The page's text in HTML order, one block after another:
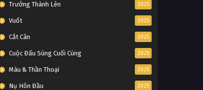
Trưởng Thành Lên 2025
Vuốt 2025
Cắt Cân 2025
Cuộc Đấu Súng Cuối Cùng 2025
Máu & Thần Thoại 2025
Nụ Hôn Đầu 2025